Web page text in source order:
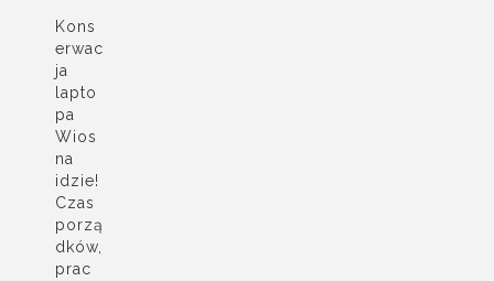
Kons
erwac
ja
lapto
pa
Wios
na
idzie!
Czas
porzą
dków,
prac